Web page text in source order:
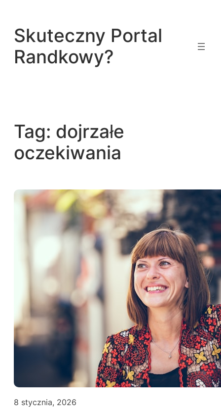
treści
Skuteczny Portal
Randkowy?
Tag: dojrzałe
oczekiwania
8 stycznia, 2026